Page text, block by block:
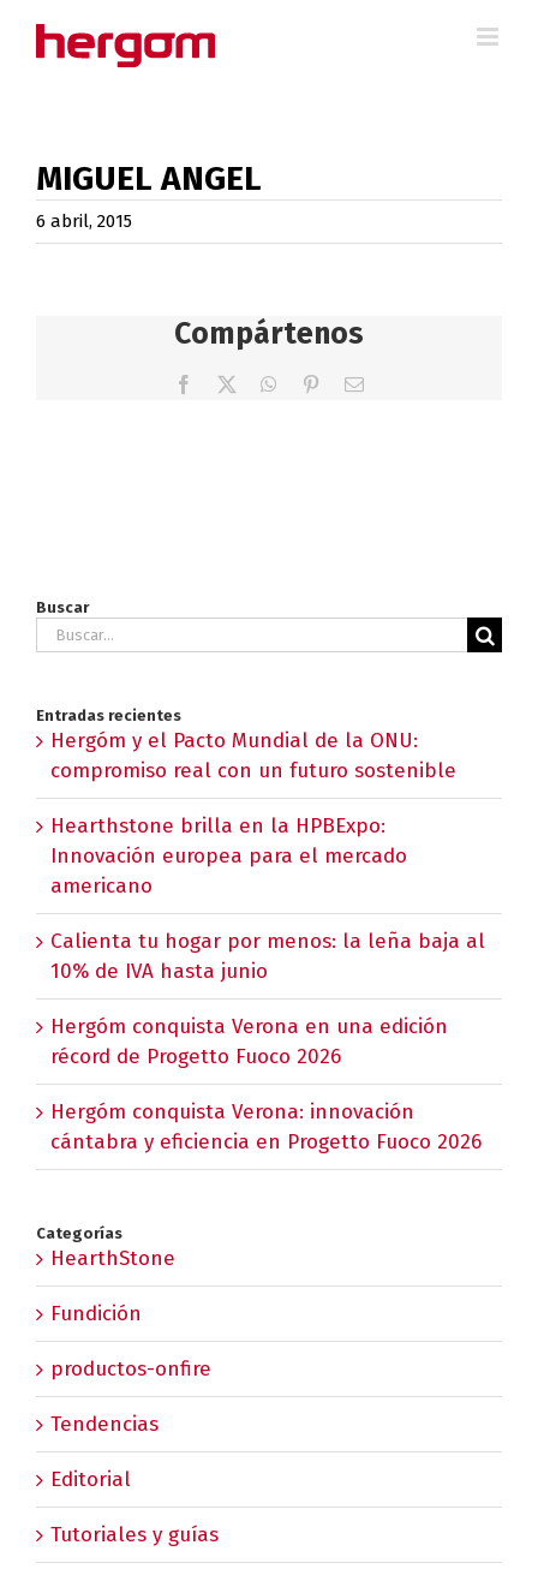
MIGUEL ANGEL
6 abril, 2015
Compártenos
Facebook WhatsApp
PinterestCorreo
Buscar
Buscar:
Entradas recientes
Hergóm y el Pacto Mundial de la ONU:
compromiso real con un futuro sostenible
Hearthstone brilla en la HPBExpo:
Innovación europea para el mercado
americano
Calienta tu hogar por menos: la leña baja al
10% de IVA hasta junio
Hergóm conquista Verona en una edición
récord de Progetto Fuoco 2026
Hergóm conquista Verona: innovación
cántabra y eficiencia en Progetto Fuoco 2026
Categorías
HearthStone
Fundición
productos-onfire
Tendencias
Editorial
Tutoriales y guías